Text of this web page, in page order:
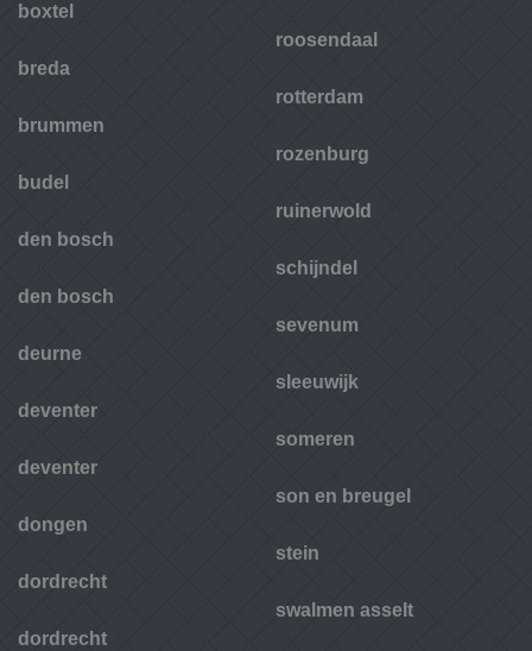
boxtel
breda
brummen
budel
den bosch
den bosch
deurne
deventer
deventer
dongen
dordrecht
dordrecht
roosendaal
rotterdam
rozenburg
ruinerwold
schijndel
sevenum
sleeuwijk
someren
son en breugel
stein
swalmen asselt